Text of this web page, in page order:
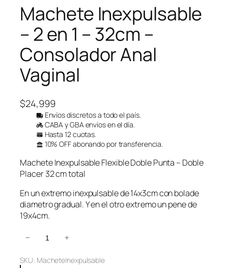
Machete Inexpulsable
– 2 en 1 – 32cm –
Consolador Anal
Vaginal
$24,999
Envíos discretos a todo el país.
CABA y GBA envíos en el día.
Hasta 12 cuotas.
10% OFF abonando por transferencia.
Machete Inexpulsable Flexible Doble Punta – Doble
Placer 32 cm total
En un extremo inexpulsable de 14x3cm con bolade
diametro gradual. Y en el otro extremo un pene de
19x4cm.
M
c
− +
SKU: MacheteInexpulsable